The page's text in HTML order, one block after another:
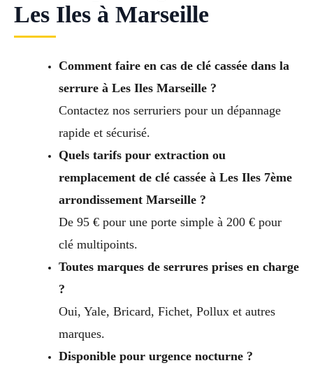
Les Iles à Marseille
Comment faire en cas de clé cassée dans la
serrure à Les Iles Marseille ?
Contactez nos serruriers pour un dépannage
rapide et sécurisé.
Quels tarifs pour extraction ou
remplacement de clé cassée à Les Iles 7ème
arrondissement Marseille ?
De 95 € pour une porte simple à 200 € pour
clé multipoints.
Toutes marques de serrures prises en charge
?
Oui, Yale, Bricard, Fichet, Pollux et autres
marques.
Disponible pour urgence nocturne ?